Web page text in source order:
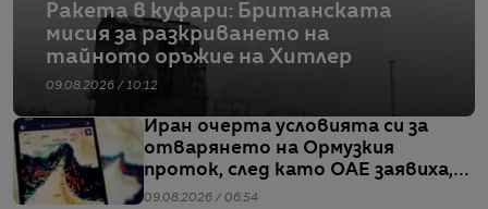
Ракета в куфари: Британската
мисия за разкриването на
тайното оръжие на Хитлер
09.08.2026 / 10:12
Иран очерта условията си за
отварянето на Ормузкия
проток, след като ОАЕ заявиха,
че един от корабите им е бил
09.08.2026 / 06:54